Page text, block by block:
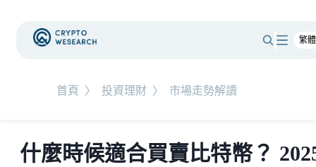
首頁 〉 投資理財 〉 市場走勢解讀
什麼時候適合買賣比特幣？